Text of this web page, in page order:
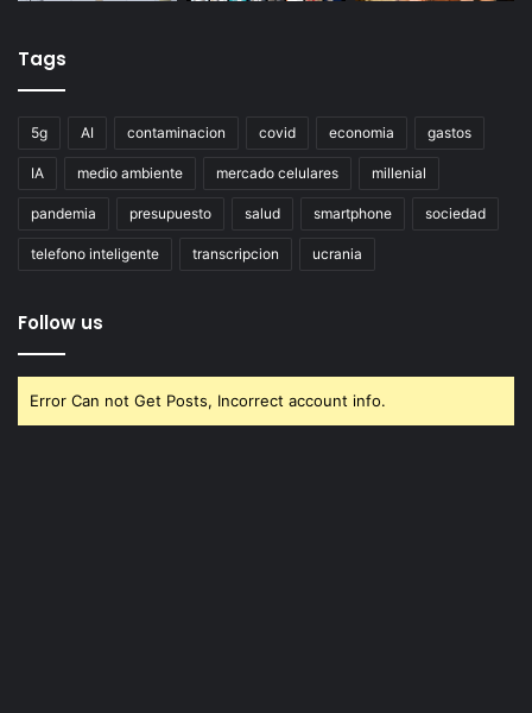
Tags
5g AI contaminacion covid economia gastos
IA medio ambiente mercado celulares millenial
pandemia presupuesto salud smartphone sociedad
telefono inteligente transcripcion ucrania
Follow us
Error Can not Get Posts, Incorrect account info.